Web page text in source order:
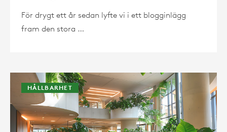
För drygt ett år sedan lyfte vi i ett blogginlägg
fram den stora …
HÅLLBARHET